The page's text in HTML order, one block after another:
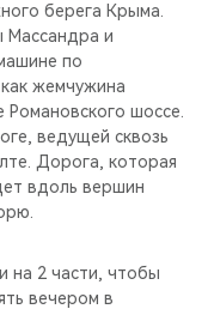
берега Крыма.
Массандра и
по
жемчужина
шоссе.
ведущей сквозь
Дорога, которая
вдоль вершин
на 2 части, чтобы
вечером в